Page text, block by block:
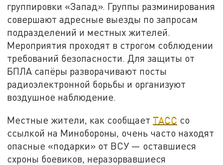
группировки «Запад». Группы разминирования
совершают адресные выезды по запросам
подразделений и местных жителей.
Мероприятия проходят в строгом соблюдении
требований безопасности. Для защиты от
БПЛА сапёры разворачивают посты
радиоэлектронной борьбы и организуют
воздушное наблюдение.
Местные жители, как сообщает ТАСС со
ссылкой на Минобороны, очень часто находят
опасные «подарки» от ВСУ — оставшиеся
схроны боевиков, неразорвавшиеся